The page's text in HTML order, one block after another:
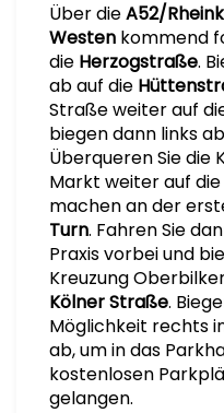
Über dieA52/
Westen kommend
die Herzogstraße.
ab auf die
Straße weiter auf
biegen dann links
Überqueren Sie die
Markt weiter auf die
machen an der
Turn. Fahren Sie
Praxis vorbei und
Kreuzung
Kölner Straße.
Möglichkeit rechts
ab, um in das
kostenlosen
gelangen.